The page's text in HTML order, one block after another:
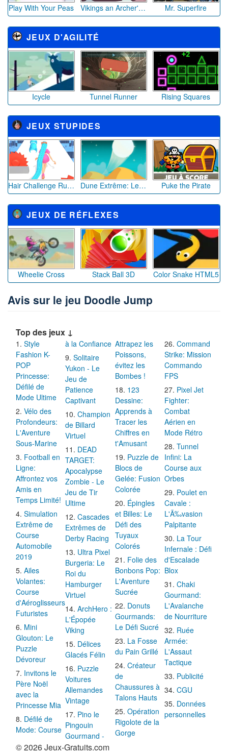
Play With Your Peas Vikings an Archer's Journey Mr. Superfire
JEUX D'AGILITÉ
Icycle Tunnel Runner Rising Squares
JEUX STUPIDES
Hair Challenge Rush Dune Extrême: Le Défi des Rebonds Puke the Pirate
JEUX DE RÉFLEXES
Wheelie Cross Stack Ball 3D Color Snake HTML5
Avis sur le jeu Doodle Jump
Top des jeux ↓
Style
Fashion K-
POP
Princesse:
Défilé de
Mode Ultime
Vélo des
Profondeurs:
L'Aventure
Sous-Marine
Football en
Ligne:
Affrontez vos
Amis en
Temps Limité!
Simulation
Extrême de
Course
Automobile
2019
Ailes
Volantes:
Course
d'Aéroglisseurs
Futuristes
Mini
Glouton: Le
Puzzle
Dévoreur
Invitons le
Père Noël
avec la
Princesse Mia
Défilé de
Mode: Course
à la Confiance
Solitaire
Yukon - Le
Jeu de
Patience
Captivant
Champion
de Billard
Virtuel
DEAD
TARGET:
Apocalypse
Zombie - Le
Jeu de Tir
Ultime
Cascades
Extrêmes de
Derby Racing
Ultra Pixel
Burgeria: Le
Roi du
Hamburger
Virtuel
ArchHero :
L'Épopée
Viking
Délices
Glacés Félin
Puzzle
Voitures
Allemandes
Vintage
Pino le
Pingouin
Gourmand -
Attrapez les
Poissons,
évitez les
Bombes !
123
Dessine:
Apprends à
Tracer les
Chiffres en
t'Amusant
Puzzle de
Blocs de
Gelée: Fusion
Colorée
Épingles
et Billes: Le
Défi des
Tuyaux
Colorés
Folie des
Bonbons Pop:
L'Aventure
Sucrée
Donuts
Gourmands:
Le Défi Sucré
La Fosse
du Pain Grillé
Créateur
de
Chaussures à
Talons Hauts
Opération
Rigolote de la
Gorge
Command
Strike: Mission
Commando
FPS
Pixel Jet
Fighter:
Combat
Aérien en
Mode Rétro
Tunnel
Infini: La
Course aux
Orbes
Poulet en
Cavale :
L'Ã‰vasion
Palpitante
La Tour
Infernale : Défi
d'Escalade
Blox
Chaki
Gourmand:
L'Avalanche
de Nourriture
Ruée
Armée:
L'Assaut
Tactique
Publicité
CGU
Données
personnelles
© 2026 Jeux-Gratuits.com